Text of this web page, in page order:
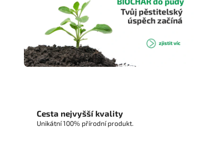
Cesta nejvyšší kvality
Unikátní 100% přírodní produkt.